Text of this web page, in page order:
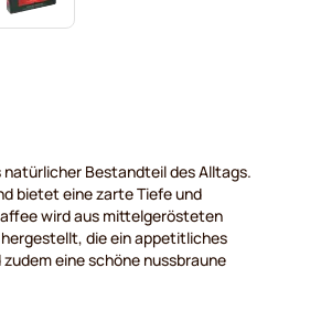
natürlicher Bestandteil des Alltags.
bietet eine zarte Tiefe und
wird aus mittelgerösteten
die ein appetitliches
eine schöne nussbraune